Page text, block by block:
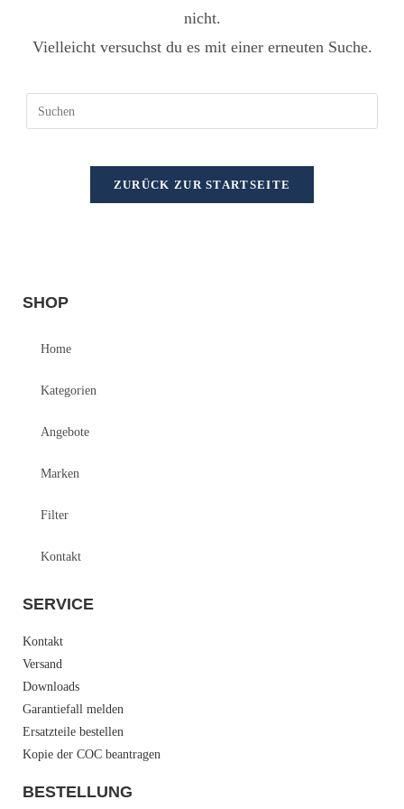
nicht.
Vielleicht versuchst du es mit einer erneuten Suche.
ZURÜCK ZUR STARTSEITE
SHOP
Home
Kategorien
Angebote
Marken
Filter
Kontakt
SERVICE
Kontakt
Versand
Downloads
Garantiefall melden
Ersatzteile bestellen
Kopie der COC beantragen
BESTELLUNG